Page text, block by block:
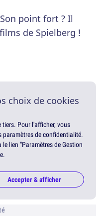
point fort ? Il
de Spielberg !
choix de cookies
tiers. Pour l'afficher, vous
paramètres de confidentialité.
lien "Paramètres de Gestion
Accepter & afficher